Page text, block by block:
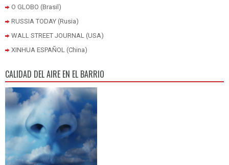
O GLOBO (Brasil)
RUSSIA TODAY (Rusia)
WALL STREET JOURNAL (USA)
XINHUA ESPAÑOL (China)
CALIDAD DEL AIRE EN EL BARRIO